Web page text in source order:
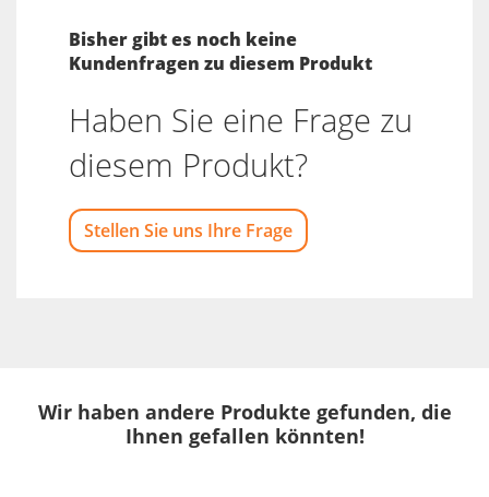
Bisher gibt es noch keine
Kundenfragen zu diesem Produkt
Haben Sie eine Frage zu
diesem Produkt?
Stellen Sie uns Ihre Frage
Wir haben andere Produkte gefunden, die
Ihnen gefallen könnten!